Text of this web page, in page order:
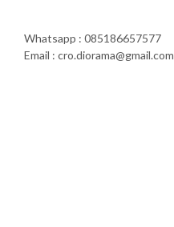
Whatsapp : 085186657577
Email : cro.diorama@gmail.com